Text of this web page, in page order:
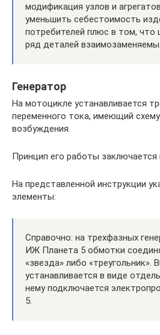
модификация узлов и
уменьшить себестоимость
потребителей плюс в том, что
ряд деталей взаимозаменяемы.
Генератор
На мотоцикле устанавливается
переменного тока, имеющий
возбуждения.
Принцип его работы
На представленной инструкции
элементы:
Справочно: на трехфазных
ИЖ Планета 5 обмотки
«звезда» либо «треугольник».
устанавливается в виде
нему подключается
5.